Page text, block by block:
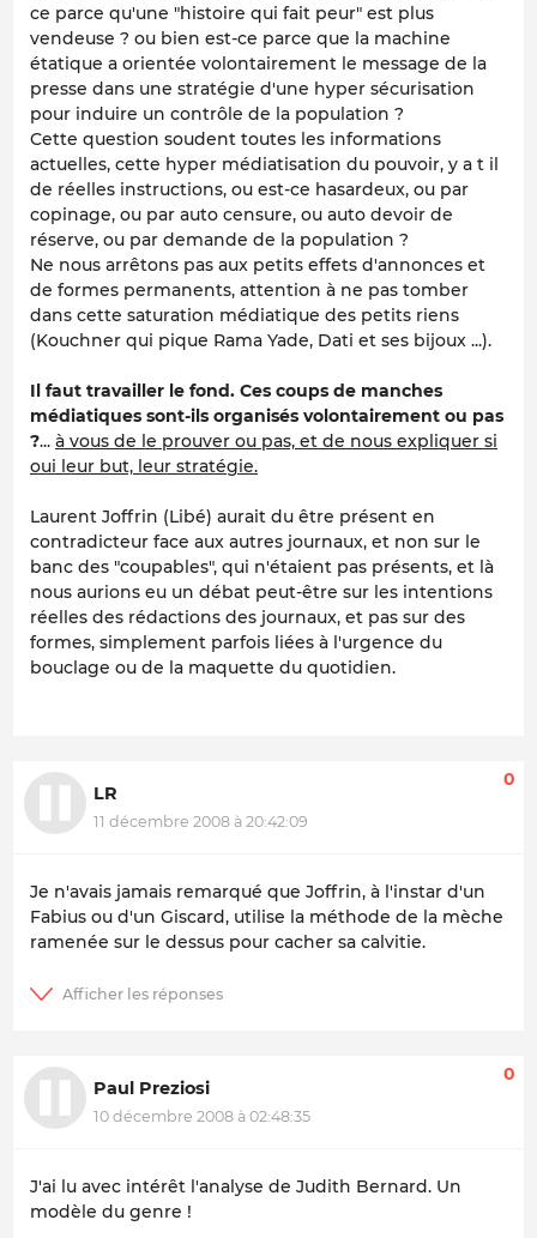
ce parce qu'une "histoire qui fait peur" est plus
vendeuse ? ou bien est-ce parce que la machine
étatique a orientée volontairement le message de la
presse dans une stratégie d'une hyper sécurisation
pour induire un contrôle de la population ?
Cette question soudent toutes les informations
actuelles, cette hyper médiatisation du pouvoir, y a t il
de réelles instructions, ou est-ce hasardeux, ou par
copinage, ou par auto censure, ou auto devoir de
réserve, ou par demande de la population ?
Ne nous arrêtons pas aux petits effets d'annonces et
de formes permanents, attention à ne pas tomber
dans cette saturation médiatique des petits riens
(Kouchner qui pique Rama Yade, Dati et ses bijoux ...).
Il faut travailler le fond. Ces coups de manches
médiatiques sont-ils organisés volontairement ou pas
?... à vous de le prouver ou pas, et de nous expliquer si
oui leur but, leur stratégie.
Laurent Joffrin (Libé) aurait du être présent en
contradicteur face aux autres journaux, et non sur le
banc des "coupables", qui n'étaient pas présents, et là
nous aurions eu un débat peut-être sur les intentions
réelles des rédactions des journaux, et pas sur des
formes, simplement parfois liées à l'urgence du
bouclage ou de la maquette du quotidien.
LR
11 décembre 2008 à 20:42:09
0
Je n'avais jamais remarqué que Joffrin, à l'instar d'un
Fabius ou d'un Giscard, utilise la méthode de la mèche
ramenée sur le dessus pour cacher sa calvitie.
Paul Preziosi
10 décembre 2008 à 02:48:35
0
J'ai lu avec intérêt l'analyse de Judith Bernard. Un
modèle du genre !